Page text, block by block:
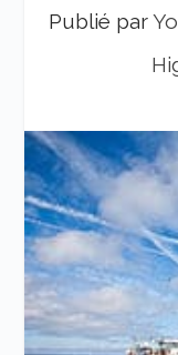
Publié par